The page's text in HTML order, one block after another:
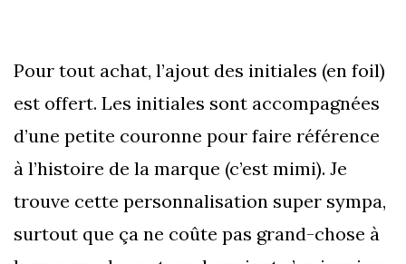
Pour tout achat, l’ajout des initiales (en foil)
est offert. Les initiales sont accompagnées
d’une petite couronne pour faire référence
à l’histoire de la marque (c’est mimi). Je
trouve cette personnalisation super sympa,
surtout que ça ne coûte pas grand-chose à